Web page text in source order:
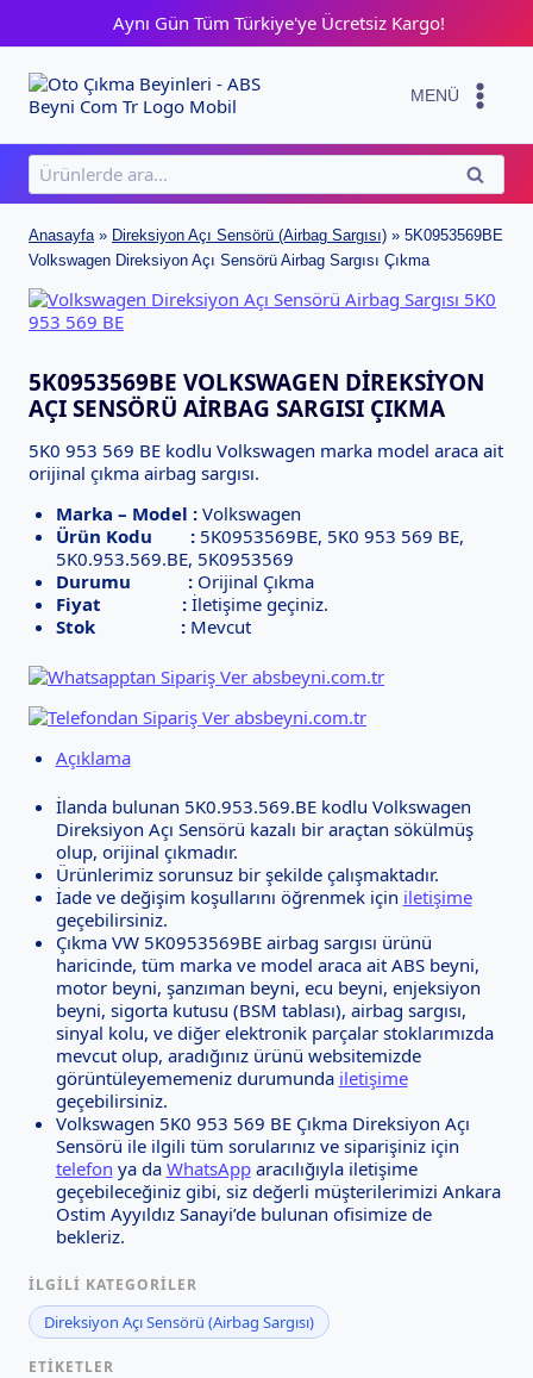
content
Aynı Gün Tüm Türkiye'ye Ücretsiz Kargo!
MENÜ
Ara:
ARA
Anasayfa» Direksiyon Açı Sensörü (Airbag Sargısı) » 5K0953569BE
Volkswagen Direksiyon Açı Sensörü Airbag Sargısı Çıkma
5K0953569BE VOLKSWAGEN DIREKSIYON
AÇI SENSÖRÜ AIRBAG SARGISI ÇIKMA
5K0 953 569 BE kodlu Volkswagen marka model araca ait
orijinal çıkma airbag sargısı.
Marka – Model :Volkswagen
Ürün Kodu :5K0953569BE, 5K0 953 569 BE,
5K0.953.569.BE, 5K0953569
Durumu :Orijinal Çıkma
Fiyat :İletişime geçiniz.
Stok :Mevcut
Açıklama
İlanda bulunan 5K0.953.569.BE kodlu Volkswagen
Direksiyon Açı Sensörü kazalı bir araçtan sökülmüş
olup, orijinal çıkmadır.
Ürünlerimiz sorunsuz bir şekilde çalışmaktadır.
İade ve değişim koşullarını öğrenmek için iletişime
geçebilirsiniz.
Çıkma VW 5K0953569BE airbag sargısı ürünü
haricinde, tüm marka ve model araca ait ABS beyni,
motor beyni, şanzıman beyni, ecu beyni, enjeksiyon
beyni, sigorta kutusu (BSM tablası), airbag sargısı,
sinyal kolu, ve diğer elektronik parçalar stoklarımızda
mevcut olup, aradığınız ürünü websitemizde
görüntüleyememeniz durumunda iletişime
geçebilirsiniz.
Volkswagen 5K0 953 569 BE Çıkma Direksiyon Açı
Sensörü ile ilgili tüm sorularınız ve siparişiniz için
telefon ya da WhatsApparacılığıyla iletişime
geçebileceğiniz gibi, siz değerli müşterilerimizi Ankara
Ostim Ayyıldız Sanayi’de bulunan ofisimize de
bekleriz.
İLGILI KATEGORILER
Direksiyon Açı Sensörü (Airbag Sargısı)
ETIKETLER